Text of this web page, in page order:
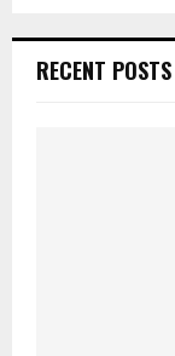
RECENT POSTS